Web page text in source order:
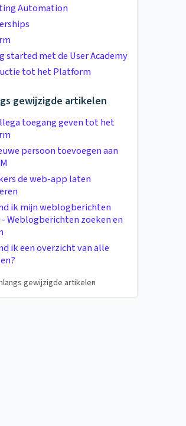
Automation
started met de User Academy
tot het Platform
gewijzigde artikelen
toegang geven tot het
persoon toevoegen aan
de web-app laten
ik mijn weblogberichten
Weblogberichten zoeken en
ik een overzicht van alle
gewijzigde artikelen